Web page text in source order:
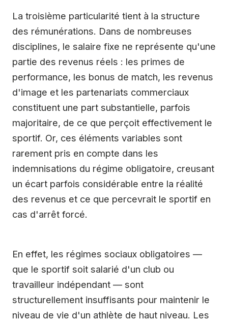
La troisième particularité tient à la structure
des rémunérations. Dans de nombreuses
disciplines, le salaire fixe ne représente qu'une
partie des revenus réels : les primes de
performance, les bonus de match, les revenus
d'image et les partenariats commerciaux
constituent une part substantielle, parfois
majoritaire, de ce que perçoit effectivement le
sportif. Or, ces éléments variables sont
rarement pris en compte dans les
indemnisations du régime obligatoire, creusant
un écart parfois considérable entre la réalité
des revenus et ce que percevrait le sportif en
cas d'arrêt forcé.
En effet, les régimes sociaux obligatoires —
que le sportif soit salarié d'un club ou
travailleur indépendant — sont
structurellement insuffisants pour maintenir le
niveau de vie d'un athlète de haut niveau. Les